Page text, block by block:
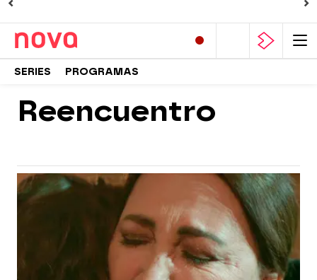
SERIES PROGRAMAS
Reencuentro